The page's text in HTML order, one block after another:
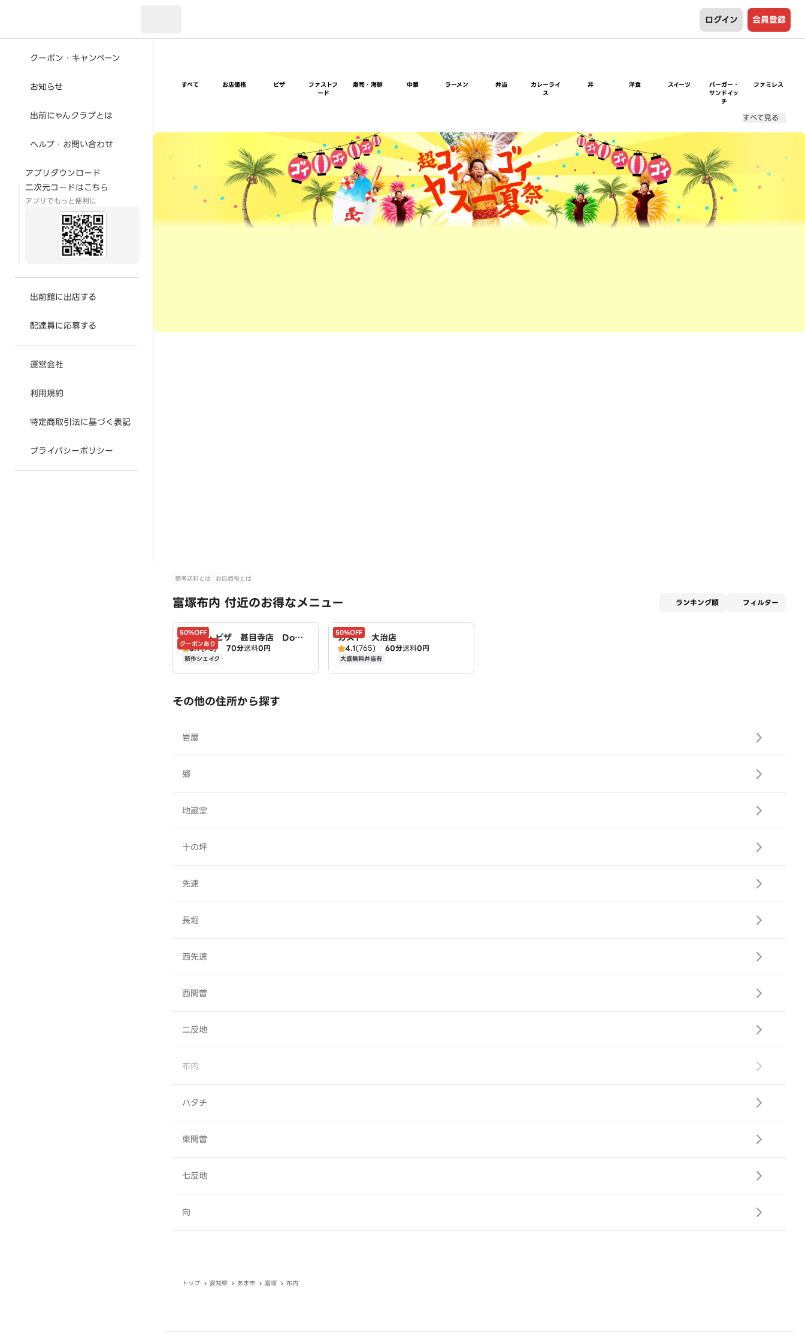
ログイン 会員登録
クーポン・キャンペーン
お知らせ
出前にゃんクラブとは
ヘルプ・お問い合わせ
アプリダウンロード
二次元コードはこちら
アプリでもっと便利に
出前館に出店する
配達員に応募する
運営会社
利用規約
特定商取引法に基づく表記
プライバシーポリシー
すべて お店価格 ピザ
ファストフ
ード
寿司・海鮮 中華 ラーメン 弁当
カレーライ
ス
丼 洋食 スイーツ
バーガー・
サンドイッ
チ
ファミレス
すべて見る
超ゴイゴイヤスー夏祭
標準送料とは お店価格とは
富塚布内 付近のお得なメニュー ランキング順 フィルター
50%OFF
クーポンあり
ドミノ・ピザ 甚目寺店 Domi
no's
3.7(73) 70分送料0円
新作シェイク
50%OFF
ガスト 大治店
4.1(765) 60分送料0円
大盛無料弁当有
その他の住所から探す
岩屋
郷
地蔵堂
十の坪
先速
長堀
西先速
西間曽
二反地
布内
ハタチ
東間曽
七反地
向
トップ 愛知県 あま市 富塚 布内